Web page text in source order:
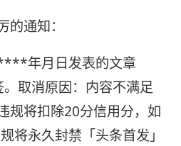
通知：
年月日发表的文章
取消原因：内容不满足
规将扣除20分信用分，如
将永久封禁「头条首发」